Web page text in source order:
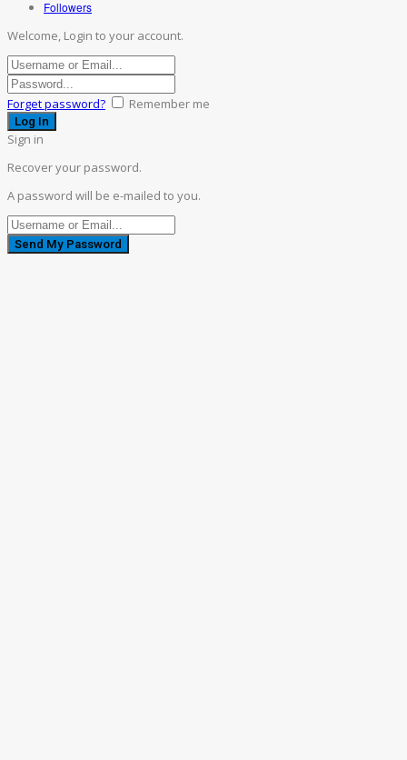
Followers
Welcome, Login to your account.
Forget password? Remember me
Sign in
Recover your password.
A password will be e-mailed to you.